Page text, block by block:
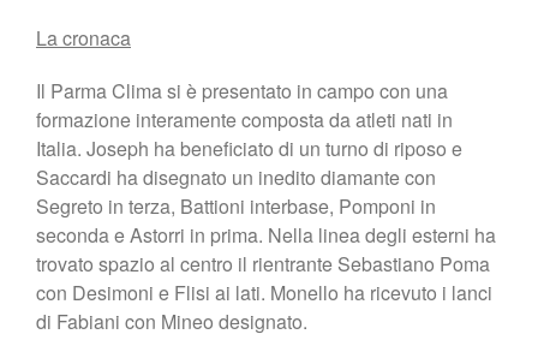
La cronaca
Il Parma Clima si è presentato in campo con una
formazione interamente composta da atleti nati in
Italia. Joseph ha beneficiato di un turno di riposo e
Saccardi ha disegnato un inedito diamante con
Segreto in terza, Battioni interbase, Pomponi in
seconda e Astorri in prima. Nella linea degli esterni ha
trovato spazio al centro il rientrante Sebastiano Poma
con Desimoni e Flisi ai lati. Monello ha ricevuto i lanci
di Fabiani con Mineo designato.